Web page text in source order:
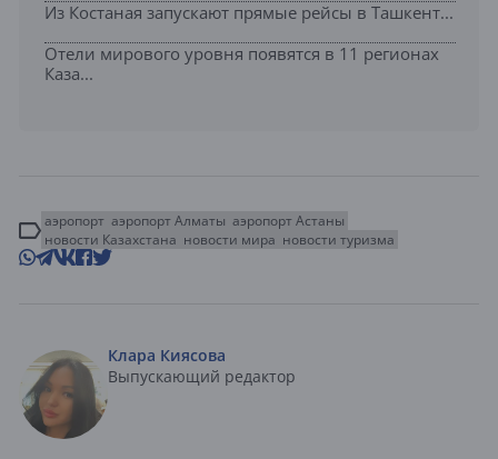
Из Костаная запускают прямые рейсы в Ташкент...
Отели мирового уровня появятся в 11 регионах
Каза...
аэропорт аэропорт Алматы аэропорт Астаны
новости Казахстана новости мира новости туризма
Клара Киясова
Выпускающий редактор